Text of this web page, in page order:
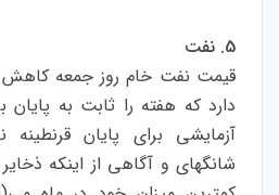
5. نفت
قیمت نفت خام روز جمعه کاهش
دارد که هفته را ثابت به
شانگهای و آگاهی از اینکه